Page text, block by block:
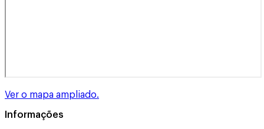
Ver o mapa ampliado.
Informações